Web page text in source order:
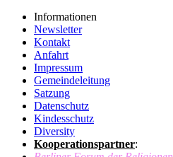
Informationen
Newsletter
Kontakt
Anfahrt
Impressum
Gemeindeleitung
Satzung
Datenschutz
Kindesschutz
Diversity
Kooperationspartner: